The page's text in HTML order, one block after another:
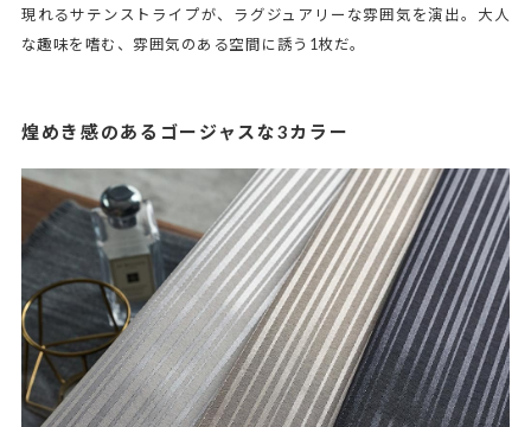
現れるサテンストライプが、ラグジュアリーな雰囲気を演出。大人
な趣味を嗜む、雰囲気のある空間に誘う1枚だ。
煌めき感のあるゴージャスな3カラー